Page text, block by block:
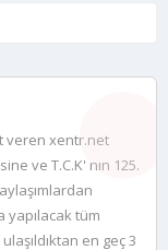
veren xentr.net
ve T.C.K' nın 125.
yapılacak tüm
en geç 3